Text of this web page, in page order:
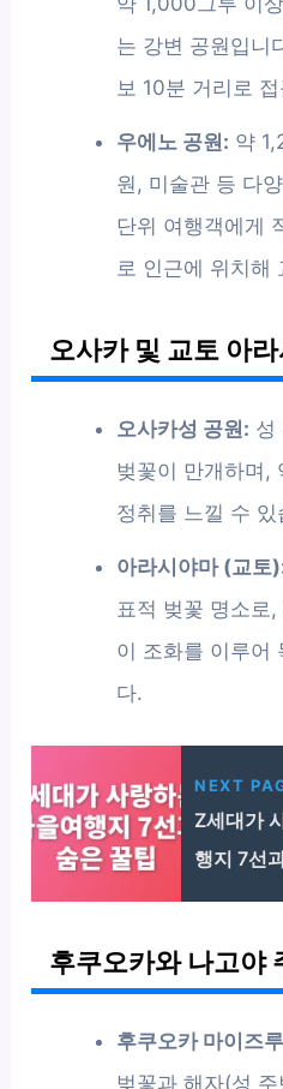
는 강변 공원입니
보 10분 거리로
우에노 공원: 약
원, 미술관 등 다
단위 여행객에게
로 인근에 위치해
오사카 및 교토 아
오사카성 공원: 성
벚꽃이 만개하며,
정취를 느낄 수 있
아라시야마 (교토
표적 벚꽃 명소로
이 조화를 이루어
다.
NEXT
Z세대가
행지 7선
후쿠오카와 나고야
후쿠오카 마이즈
벚꽃과 해자(성